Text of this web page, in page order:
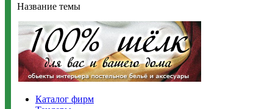
Название темы
Каталог фирм